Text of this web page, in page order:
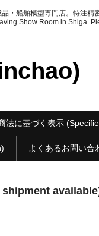
・船舶模型専門店。特注精
Show Room in Shiga.
法に基づく表示
よくあるお問い合
shipment